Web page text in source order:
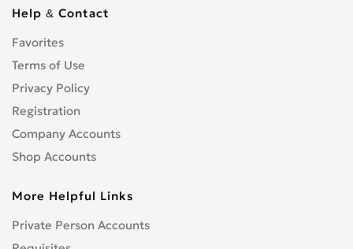
Help & Contact
Favorites
Terms of Use
Privacy Policy
Registration
Company Accounts
Shop Accounts
More Helpful Links
Private Person Accounts